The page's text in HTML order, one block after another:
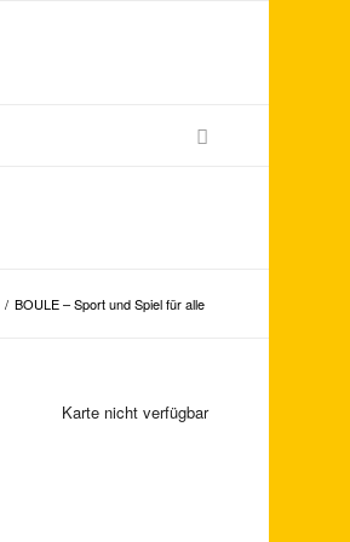
/ BOULE – Sport und Spiel für alle
Karte nicht verfügbar